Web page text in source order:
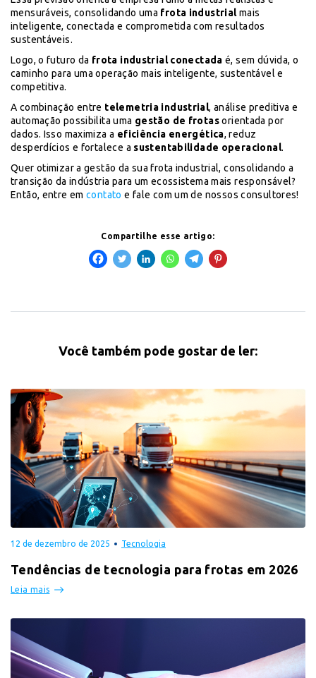
mensuráveis, consolidando uma frota industrialmais
inteligente, conectada e comprometida com resultados
sustentáveis.
Logo, o futuro da frota industrial conectada é, sem dúvida, o
caminho para uma operação mais inteligente, sustentável e
competitiva.
A combinação entre telemetria industrial, análise preditiva e
automação possibilita uma gestão de frotasorientada por
dados. Isso maximiza a eficiência energética, reduz
desperdícios e fortalece a sustentabilidade operacional.
Quer otimizar a gestão da sua frota industrial, consolidando a
transição da indústria para um ecossistema mais responsável?
Então, entre emcontato e fale com um de nossos consultores!
Compartilhe esse artigo:
Você também pode gostar de ler:
12 de dezembro de 2025 Tecnologia
Tendências de tecnologia para frotas em 2026
Leia mais